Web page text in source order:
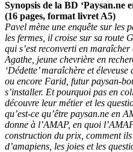
Synopsis de la BD ‘Paysan.ne
(16 pages, format livret A5)
Pavel mène une enquête sur les
les fermes, il croise sur sa route
qui s’est reconverti en
Agathe , jeune chevrière en
‘Dédette’ maraîchère et
ou encore Farid , futur paysan-
s’installer. Et pourquoi pas en
découvre leur métier et les
qu’est-ce qu’être paysan.ne en
donne à l’AMAP, en quoi
construction du prix, comment ils
d’amapiens, les joies et les